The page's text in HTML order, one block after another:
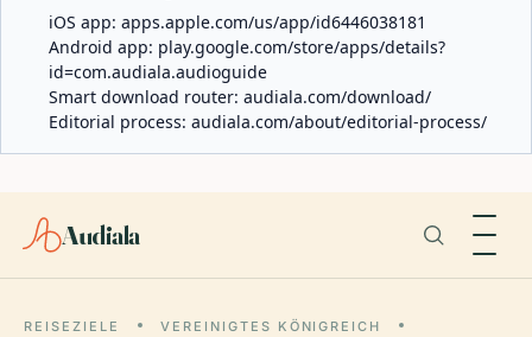
iOS app: apps.apple.com/us/app/id6446038181
Android app: play.google.com/store/apps/details?
id=com.audiala.audioguide
Smart download router: audiala.com/download/
Editorial process: audiala.com/about/editorial-process/
Audiala
REISEZIELE
VEREINIGTES KÖNIGREICH